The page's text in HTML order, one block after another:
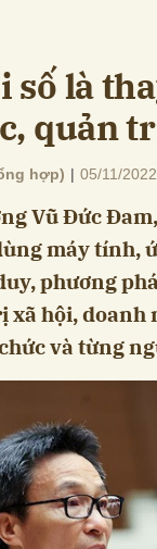
số là
quản
hợp) | 05/11/
Vũ Đức
máy tính,
phương
xã hội,
và từng